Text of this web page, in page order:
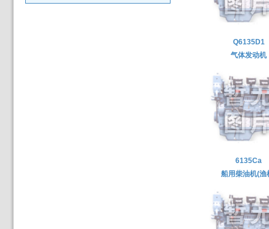
Q6135D1
气体发动机
6135Ca
船用柴油机(渔